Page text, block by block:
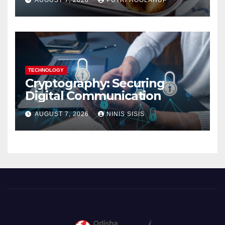
TECHNOLOGY
Cryptography: Securing
Digital Communication
AUGUST 7, 2026 NINIS SISIS